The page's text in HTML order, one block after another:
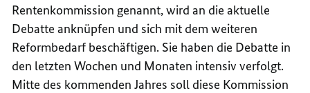
Rentenkommission genannt, wird an die aktuelle
Debatte anknüpfen und sich mit dem weiteren
Reformbedarf beschäftigen. Sie haben die Debatte in
den letzten Wochen und Monaten intensiv verfolgt.
Mitte des kommenden Jahres soll diese Kommission